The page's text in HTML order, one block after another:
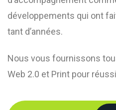
développements qui ont
tant d’années.
Nous vous fournissons
Web 2.0 et Print pour